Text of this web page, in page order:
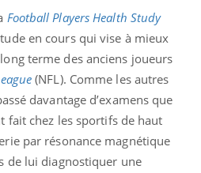
Football Players Health Study
en cours qui vise à mieux
terme des anciens joueurs
(NFL). Comme les autres
davantage d’examens que
fait chez les sportifs de haut
par résonance magnétique
de lui diagnostiquer une